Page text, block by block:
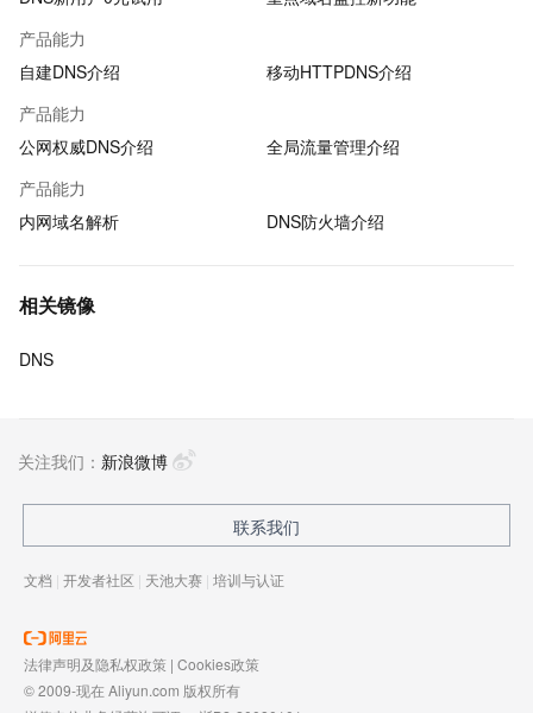
产品能力
自建DNS介绍
移动HTTPDNS介绍
产品能力
公网权威DNS介绍
全局流量管理介绍
产品能力
内网域名解析
DNS防火墙介绍
相关镜像
DNS
关注我们： 新浪微博
联系我们
文档 | 开发者社区 | 天池大赛 | 培训与认证
法律声明及隐私权政策 | Cookies政策
© 2009-现在 Aliyun.com 版权所有